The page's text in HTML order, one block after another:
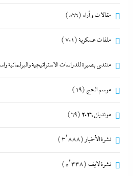
مقالات و أراء (566)
ملفات عسكرية(701)
منتدى بصيرة للدراسات الاستراتيجية والبرلمانية
موسم الحج (19)
مونديال 2026 (69)
نشرة الأخبار (3٬888)
نشرة لايف (5٬338)